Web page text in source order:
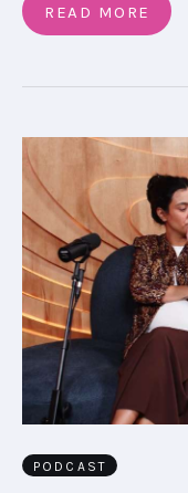
READ MORE
PODCAST